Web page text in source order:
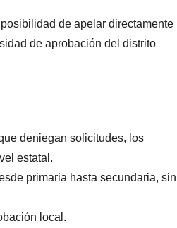
de apelar directamente
de aprobación del distrito
deniegan solicitudes, los
estatal.
primaria hasta secundaria, sin
local.